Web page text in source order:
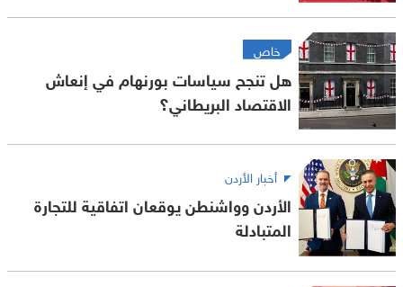
خاص
هل تنجح سياسات بورنهام في إنعاش
الاقتصاد البريطاني؟
أخبار الأردن
الأردن وواشنطن يوقعان اتفاقية للتجارة
المتبادلة